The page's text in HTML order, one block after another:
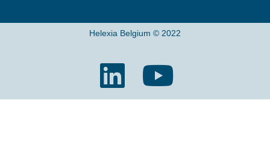
Helexia Belgium © 2022